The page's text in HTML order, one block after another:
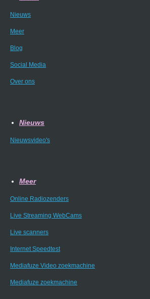
Nieuws
Meer
Blog
Social Media
Over ons
Nieuws
Nieuwsvideo's
Meer
Online Radiozenders
Live Streaming WebCams
Live scanners
Internet Speedtest
Mediafuze Video zoekmachine
Mediafuze zoekmachine